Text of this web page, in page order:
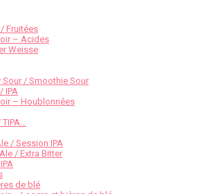
Fruitées
– Acides
Weisse
Sour / Smoothie Sour
IPA
– Houblonnées
TIPA…
/ Session IPA
/ Extra Bitter
de blé